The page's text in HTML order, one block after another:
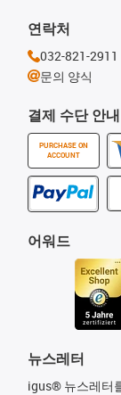
결제 수단 안내
PURCHASE ON
ACCOUNT
어워드
뉴스레터
igus® 뉴스레터
연락처
032-821-2911
문의 양식